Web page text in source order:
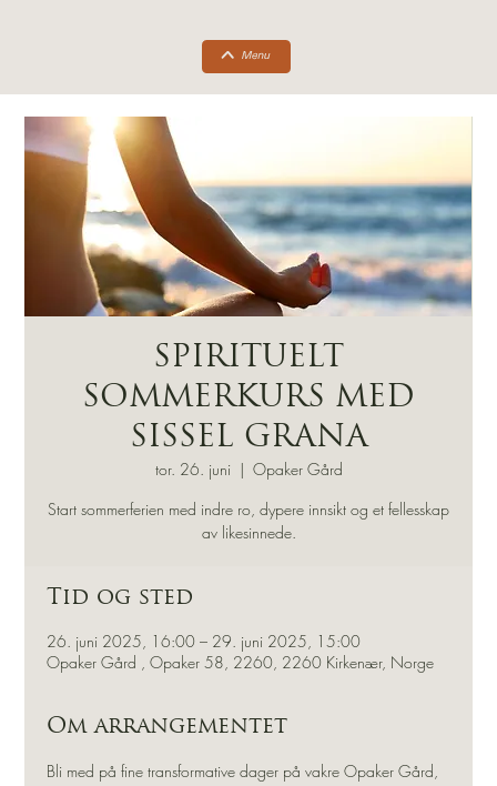
SPIRITUELT
SOMMERKURS MED
SISSEL GRANA
tor. 26. juni
  |
Opaker Gård
Start sommerferien med indre ro, dypere innsikt og et fellesskap
av likesinnede.
Tid og sted
26. juni 2025, 16:00 – 29. juni 2025, 15:00
Opaker Gård , Opaker 58, 2260, 2260 Kirkenær, Norge
Om arrangementet
Bli med på fine transformative dager på vakre Opaker Gård,